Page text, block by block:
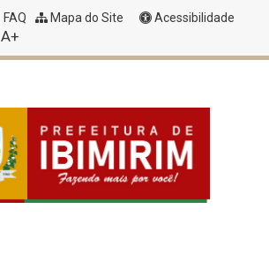
FAQ Mapa do Site
Acessibilidade
A+